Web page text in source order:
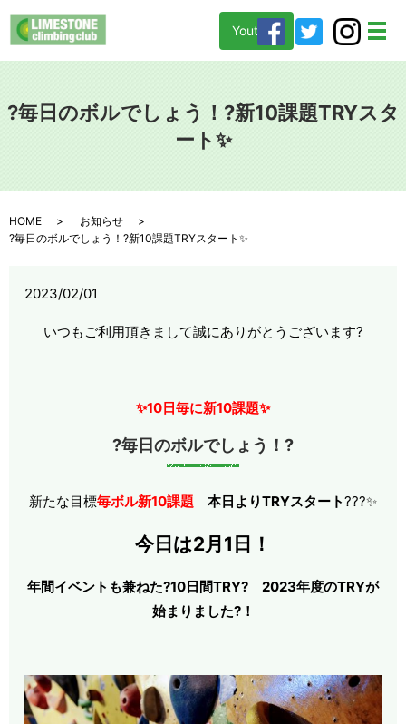
メ
Youtube
?毎日のボルでしょう！?新10課題TRYスタ
ート✨
HOME
お知らせ
?毎日のボルでしょう！?新10課題TRYスタート✨
2023/02/01
いつもご利用頂きまして誠にありがとうございます?
✨10日毎に新10課題✨
?毎日のボルでしょう！?
新たな目標毎ボル新10課題 本日よりTRYスタート???✨
今日は2月1日！
年間イベントも兼ねた?10日間TRY? 2023年度のTRYが
始まりました?！